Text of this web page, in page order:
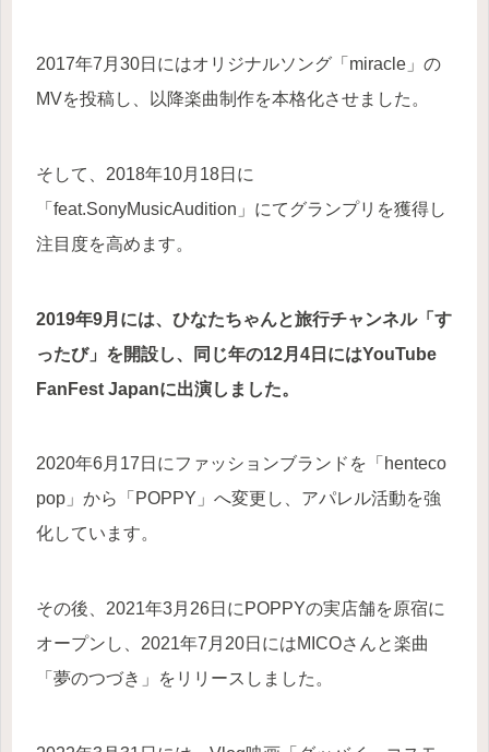
2017年7月30日にはオリジナルソング「miracle」の
MVを投稿し、以降楽曲制作を本格化させました。
そして、2018年10月18日に
「feat.SonyMusicAudition」にてグランプリを獲得し
注目度を高めます。
2019年9月には、ひなたちゃんと旅行チャンネル「す
ったび」を開設し、同じ年の12月4日にはYouTube
FanFest Japanに出演しました。
2020年6月17日にファッションブランドを「henteco
pop」から「POPPY」へ変更し、アパレル活動を強
化しています。
その後、2021年3月26日にPOPPYの実店舗を原宿に
オープンし、2021年7月20日にはMICOさんと楽曲
「夢のつづき」をリリースしました。